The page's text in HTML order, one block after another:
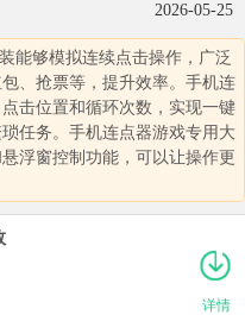
2026-05-25
能够模拟连续点击操作，广泛
、抢票等，提升效率。手机连
击位置和循环次数，实现一键
任务。手机连点器游戏专用大
浮窗控制功能，可以让操作更
详情